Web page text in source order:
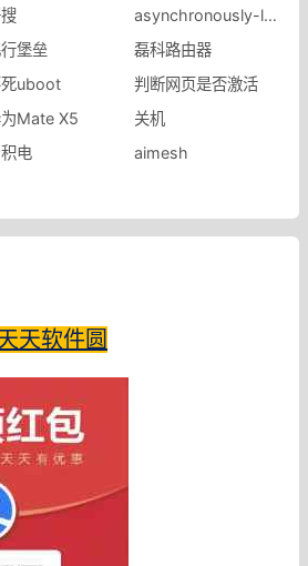
asynchronously-loaded
堡垒
磊科路由器
uboot
判断网页是否激活
Mate X5
关机
电
aimesh
天软件圆